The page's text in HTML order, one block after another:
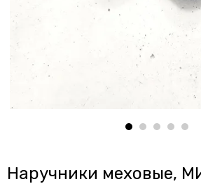
Наручники меховые,